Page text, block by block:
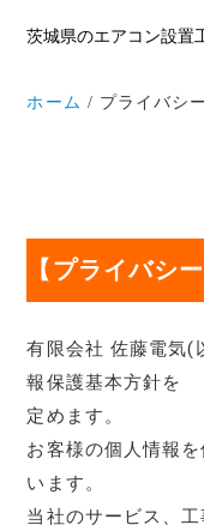
茨城県のエアコン設置
ホーム プライバシ
【プライバシ
有限会社 佐藤電気(
報保護基本方針を
定めます。
お客様の個人情報
います。
当社のサービス、